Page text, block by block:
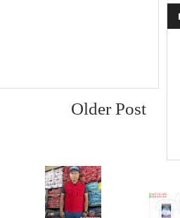
Older Post